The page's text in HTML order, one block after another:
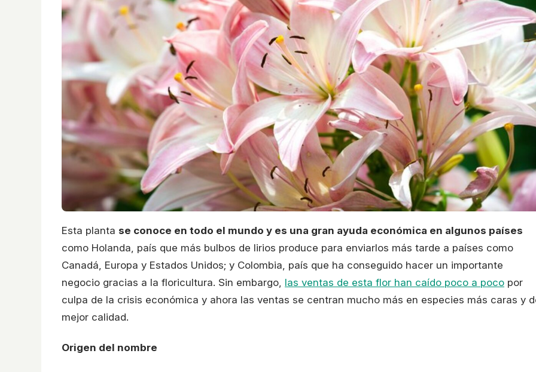
Esta planta se conoce en todo el mundo y es una gran ayuda económica en algunos países
como Holanda, país que más bulbos de lirios produce para enviarlos más tarde a países como
Canadá, Europa y Estados Unidos; y Colombia, país que ha conseguido hacer un importante
negocio gracias a la floricultura. Sin embargo, las ventas de esta flor han caído poco a poco por
culpa de la crisis económica y ahora las ventas se centran mucho más en especies más caras y
mejor calidad.
Origen del nombre